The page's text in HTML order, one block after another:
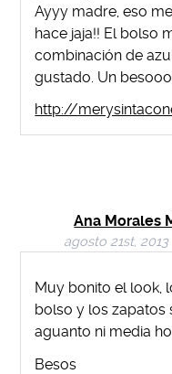
Ayyy madre, eso
hace jaja!! El bolso
combinación de
gustado. Un besooo.
http://
Ana Morales
agosto 21st, 2013
Muy bonito el look,
bolso y los zapatos
aguanto ni media
Besos